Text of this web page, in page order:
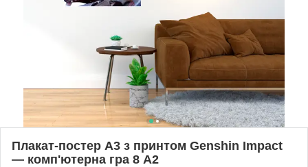
Плакат-постер А3 з принтом Genshin Impact
— комп'ютерна гра 8 А2